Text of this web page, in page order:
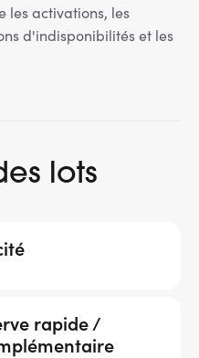
les activations, les
d'indisponibilités et les
lots
rapide /